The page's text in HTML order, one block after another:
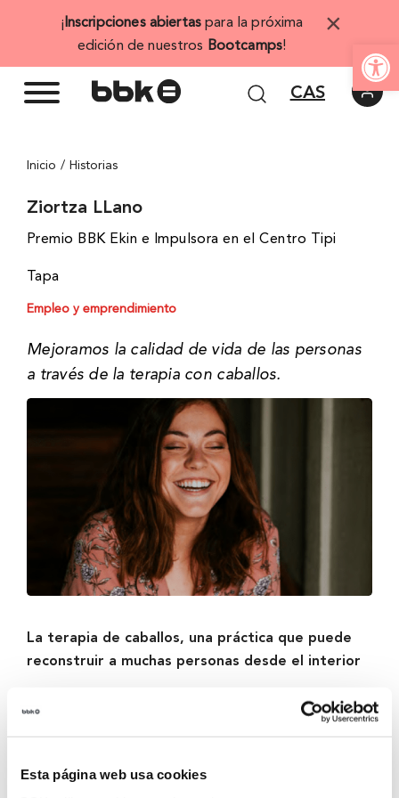
Abrir
Esta página web usa cookies
¡ Inscripciones abiertas para la próxima
edición de nuestros Bootcamps!
×
CAS
Inicio Historias
Ziortza LLano
Premio BBK Ekin e Impulsora en el Centro Tipi
Tapa
Empleo y emprendimiento
Mejoramos la calidad de vida de las personas
a través de la terapia con caballos.
La terapia de caballos, una práctica que puede
reconstruir a muchas personas desde el interior
En el corazón del Centro Tipi Tapa, Ziortza Llano ha
encontrado su propósito: mejorar la calidad de vida
terapia asistida con caballos. Galardonada con el